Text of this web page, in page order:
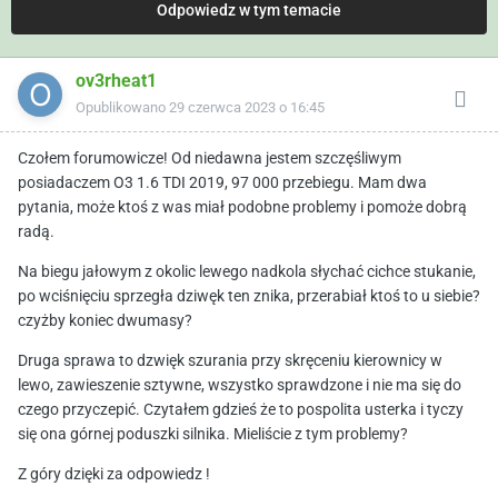
Odpowiedz w tym temacie
ov3rheat1
Opublikowano 29 czerwca 2023 o 16:45
Czołem forumowicze! Od niedawna jestem szczęśliwym
posiadaczem O3 1.6 TDI 2019, 97 000 przebiegu. Mam dwa
pytania, może ktoś z was miał podobne problemy i pomoże dobrą
radą.
Na biegu jałowym z okolic lewego nadkola słychać cichce stukanie,
po wciśnięciu sprzegła dziwęk ten znika, przerabiał ktoś to u siebie?
czyżby koniec dwumasy?
Druga sprawa to dzwięk szurania przy skręceniu kierownicy w
lewo, zawieszenie sztywne, wszystko sprawdzone i nie ma się do
czego przyczepić. Czytałem gdzieś że to pospolita usterka i tyczy
się ona górnej poduszki silnika. Mieliście z tym problemy?
Z góry dzięki za odpowiedz !